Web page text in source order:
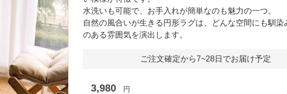
水洗いも可能で、お手入れが簡単なのも魅力の一つ。
自然の風合いが生きる円形ラグは、どんな空間にも馴染
のある雰囲気を演出します。
ご注文確定から7~28日でお届け予定
3,980 円